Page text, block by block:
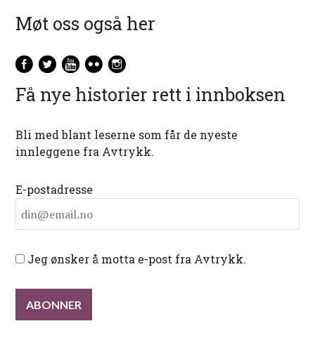
Møt oss også her
Få nye historier rett i innboksen
Bli med blant leserne som får de nyeste
innleggene fra Avtrykk.
E-postadresse
Jeg ønsker å motta e-post fra Avtrykk.